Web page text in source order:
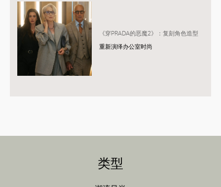
《穿PRADA的恶魔2》：复刻角色造型
重新演绎办公室时尚
类型